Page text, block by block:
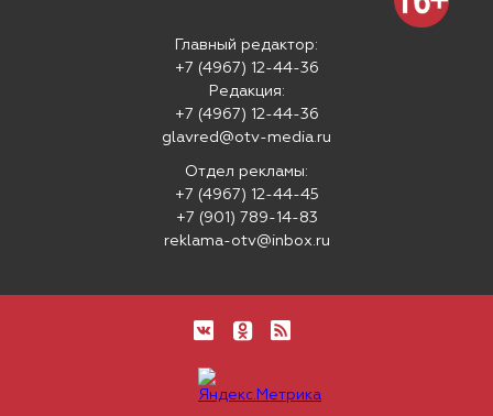
Главный редактор:
+7 (4967) 12-44-36
Редакция:
+7 (4967) 12-44-36
glavred@otv-media.ru
Отдел рекламы:
+7 (4967) 12-44-45
+7 (901) 789-14-83
reklama-otv@inbox.ru